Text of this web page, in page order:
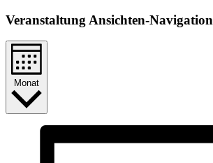
Veranstaltung Ansichten-Navigation
Monat